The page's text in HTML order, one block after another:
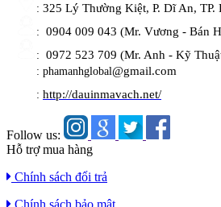
: 325 Lý Thường Kiệt, P. Dĩ An,
: 0904 009 043 (Mr. Vương - Bán
: 0972 523 709 (Mr. Anh - Kỹ
: phamanhglobal@gmail.com
: http://dauinmavach.net/
Follow us:
Hỗ trợ mua hàng
Chính sách đổi trả
Chính sách bảo mật